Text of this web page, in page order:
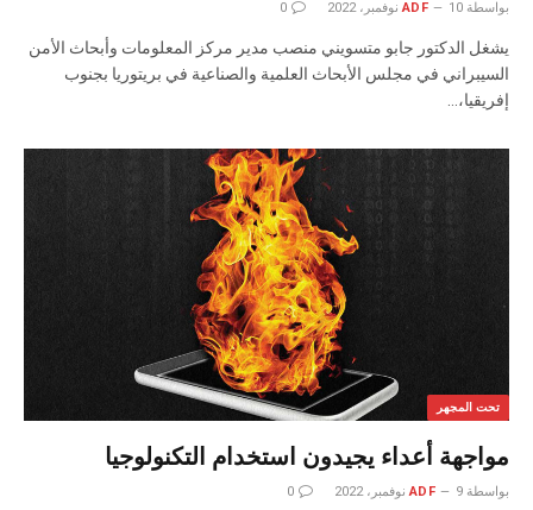
بواسطة ADF 10 نوفمبر، 2022 0
‬إفريقيا،‭…
تحت المجهر
مواجهة أعداء يجيدون استخدام التكنولوجيا
بواسطة ADF 9 نوفمبر، 2022 0